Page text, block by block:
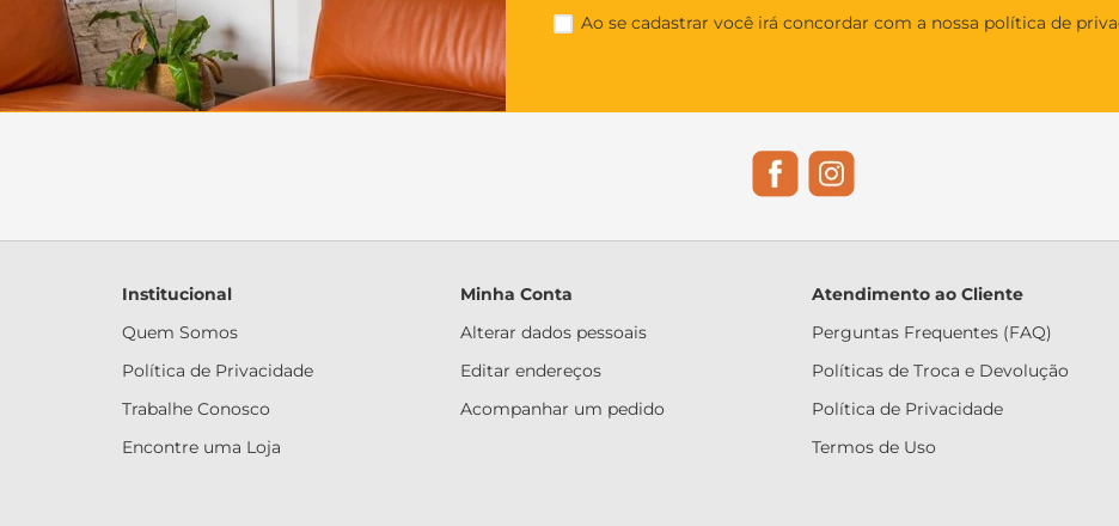
Ao se cadastrar você irá concordar com a nossa política de
Institucional
Quem Somos
Política de Privacidade
Trabalhe Conosco
Encontre uma Loja
Minha Conta
Alterar dados pessoais
Editar endereços
Acompanhar um pedido
Atendimento ao Cliente
Perguntas Frequentes (FAQ)
Políticas de Troca e Devolução
Política de Privacidade
Termos de Uso